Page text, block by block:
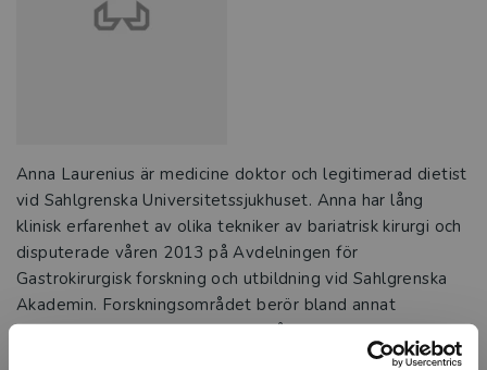
Anna Laurenius är medicine doktor och legitimerad dietist
vid Sahlgrenska Universitetssjukhuset. Anna har lång
klinisk erfarenhet av olika tekniker av bariatrisk kirurgi och
disputerade våren 2013 på Avdelningen för
Gastrokirurgisk forskning och utbildning vid Sahlgrenska
Akademin. Forskningsområdet berör bland annat
livsmedelsval, ätbeteende och måltidsrelaterade symtom
från tiden före operation samt ett och två år efter